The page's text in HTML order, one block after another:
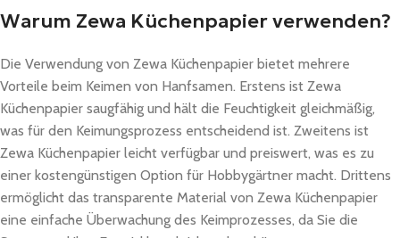
Warum Zewa Küchenpapier verwenden?
Die Verwendung von Zewa Küchenpapier bietet mehrere
Vorteile beim Keimen von Hanfsamen. Erstens ist Zewa
Küchenpapier saugfähig und hält die Feuchtigkeit gleichmäßig,
was für den Keimungsprozess entscheidend ist. Zweitens ist
Zewa Küchenpapier leicht verfügbar und preiswert, was es zu
einer kostengünstigen Option für Hobbygärtner macht. Drittens
ermöglicht das transparente Material von Zewa Küchenpapier
eine einfache Überwachung des Keimprozesses, da Sie die